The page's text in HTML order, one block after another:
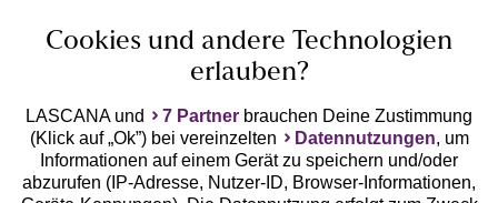
Geprüfte Sicherheit
Cookies und andere Technologien
erlauben?
LASCANA und 7 Partner brauchen Deine Zustimmung
(Klick auf „Ok”) bei vereinzelten
Datennutzungen, um
Informationen auf einem Gerät zu speichern und/oder
abzurufen (IP-Adresse, Nutzer-ID, Browser-Informationen,